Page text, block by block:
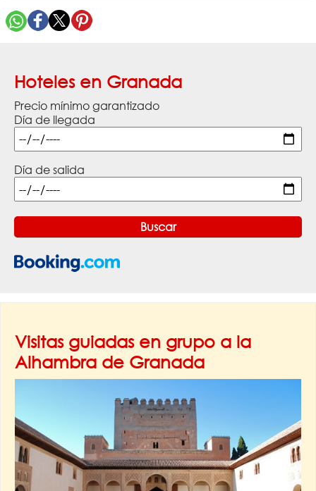
Hoteles en Granada
Precio mínimo garantizado
Día de llegada
Día de salida
Visitas guiadas en grupo a la
Alhambra de Granada